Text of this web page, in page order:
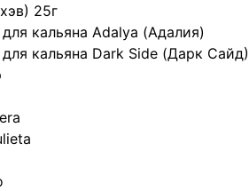
25г
кальяна Adalya (Адалия)
для кальяна Dark Side (Дарк Сайд)